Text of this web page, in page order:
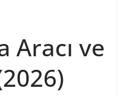
Aracı ve